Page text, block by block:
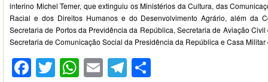
interino Michel Temer, que extinguiu os Ministérios da Cultura, das
Racial e dos Direitos Humanos e do Desenvolvimento Agrário, além da
Secretaria de Portos da Previdência da República, Secretaria de Aviação
Secretaria de Comunicação Social da Presidência da República e Casa
Facebook
Twitter
WhatsApp
EmailTelegram